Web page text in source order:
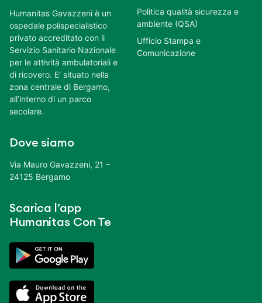
Humanitas Gavazzeni è un
ospedale polispecialistico
privato accreditato con il
Servizio Sanitario Nazionale
per le attività ambulatoriali e
di ricovero. E’ situato nella
zona centrale di Bergamo,
all’interno di un parco
secolare.
Dove siamo
Via Mauro Gavazzeni, 21 –
24125 Bergamo
Scarica l’app
Humanitas Con Te
Politica qualità sicurezza e
ambiente (QSA)
Ufficio Stampa e
Comunicazione